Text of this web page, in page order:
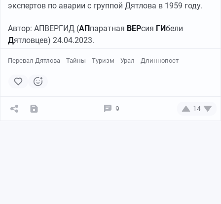
экспертов по аварии с группой Дятлова в 1959 году.
Автор: АПВЕРГИД (АПпаратная ВЕРсия ГИбели
Дятловцев) 24.04.2023.
Перевал Дятлова Тайны Туризм Урал Длиннопост
9 14